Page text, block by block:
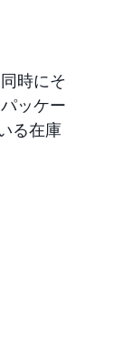
時にそ
ッケー
る在庫